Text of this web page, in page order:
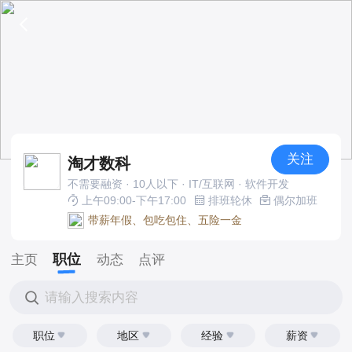
淘才数科 关注
不需要融资 · 10人以下 · IT/互联网 · 软件开发
上午09:00-下午17:00
排班轮休
偶尔加班
带薪年假、包吃包住、五险一金
主页 职位 动态 点评
请输入搜索内容
职位 地区 经验 薪资